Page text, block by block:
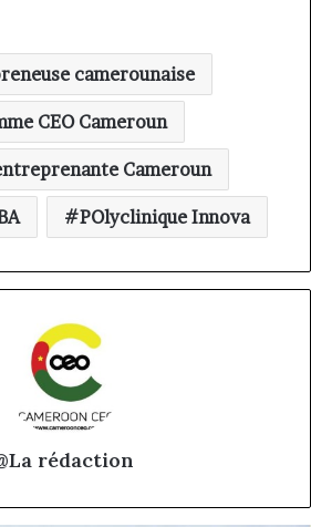
camerounaise
CEO Cameroun
Cameroun
POlyclinique Innova
rédaction